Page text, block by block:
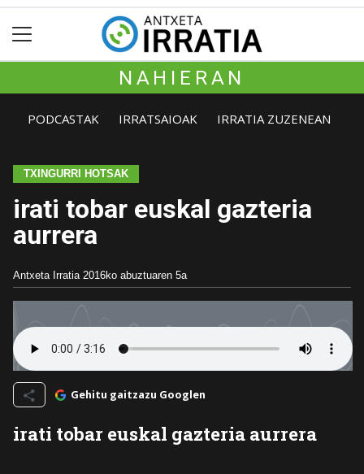
NAHIERAN
PODCASTAK IRRATSAIOAK IRRATIA ZUZENEAN
TXINGURRI HOTSAK
irati tobar euskal gazteria
aurrera
Antxeta Irratia 2016ko abuztuaren 5a
Gehitu gaitzazu Googlen
irati tobar euskal gazteria aurrera